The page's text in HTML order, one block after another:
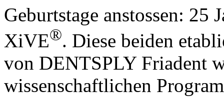
Geburtstage anstossen: 25
XiVE®. Diese beiden
von DENTSPLY Friadent
wissenschaftlichen